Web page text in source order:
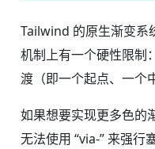
Tailwind 的原生渐变
机制上有一个硬性限制
渡（即一个起点、一个
如果想要实现更多色的
无法使用 “via-” 来强行